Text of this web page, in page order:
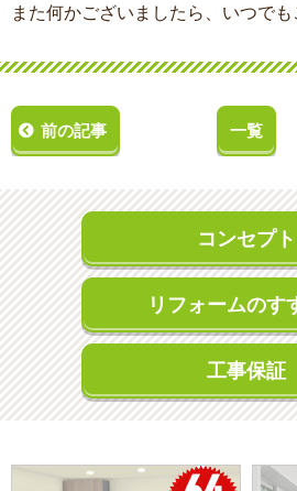
また何かございましたら、いつでも
前の記事 一覧
コンセプト
リフォームのす
工事保証